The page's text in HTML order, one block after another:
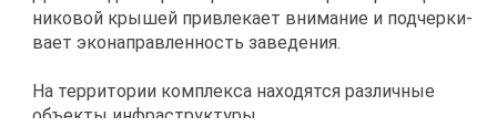
ни­ко­вой кры­шей при­вле­ка­ет вни­ма­ние и под­чер­ки­
ва­ет эко­на­прав­лен­ность за­ве­де­ния.
На тер­ри­то­рии ком­плек­са на­хо­дят­ся раз­лич­ные
объ­ек­ты ин­фра­струк­ту­ры.